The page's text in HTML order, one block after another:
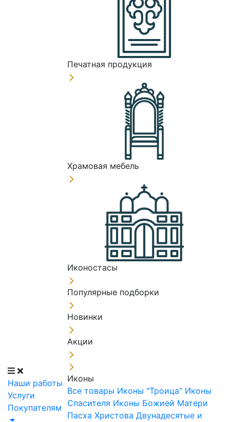
Наши работы
Услуги
Покупателям
Печатная продукция
Храмовая мебель
Иконостасы
Популярные подборки
Новинки
Акции
Иконы
Все товары Иконы "Троица" Иконы
Спасителя Иконы Божией Матери
Пасха Христова Двунадесятые и